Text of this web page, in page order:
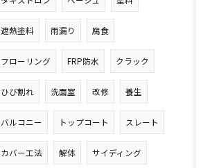
遮熱塗料 雨漏り 腐食
フローリング FRP防水 クラック
ひび割れ 洗面室 改修 養生
バルコニー トップコート スレート
カバー工法 解体 サイディング